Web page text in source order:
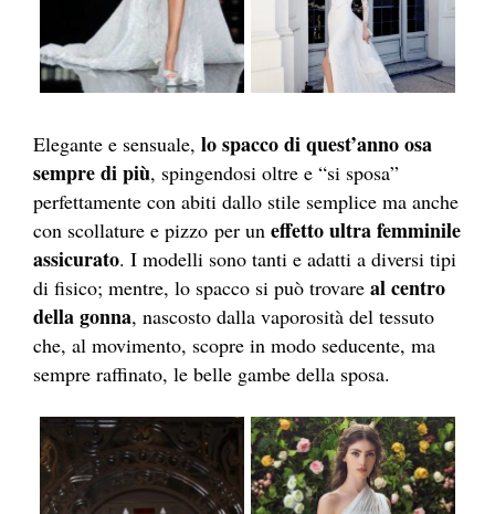
Elegante e sensuale, lo spacco di quest’anno osa
sempre di più, spingendosi oltre e “si sposa”
perfettamente con abiti dallo stile semplice ma anche
con scollature e pizzo per un effetto ultra femminile
assicurato. I modelli sono tanti e adatti a diversi tipi
di fisico; mentre, lo spacco si può trovare al centro
della gonna, nascosto dalla vaporosità del tessuto
che, al movimento, scopre in modo seducente, ma
sempre raffinato, le belle gambe della sposa.